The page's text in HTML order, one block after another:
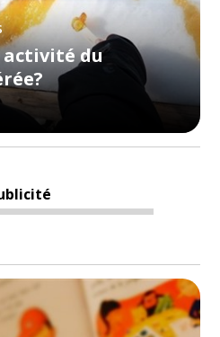
activité du